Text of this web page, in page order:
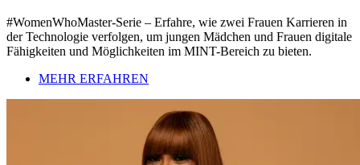
#WomenWhoMaster-Serie – Erfahre, wie zwei Frauen Karrieren in
der Technologie verfolgen, um jungen Mädchen und Frauen digitale
Fähigkeiten und Möglichkeiten im MINT-Bereich zu bieten.
MEHR ERFAHREN